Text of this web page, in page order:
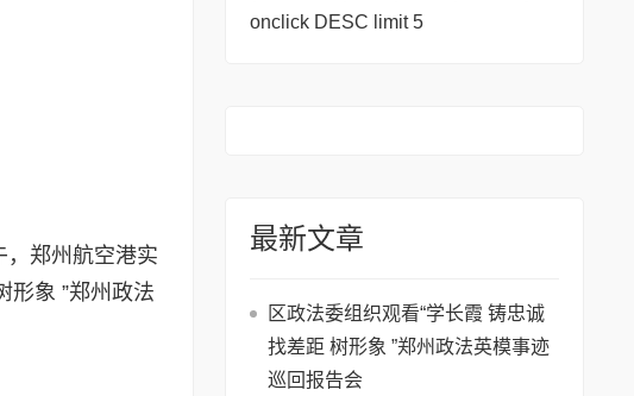
，郑州航空港实
形象 ”郑州政法
onclick DESC limit 5
最新文章
区政法委组织观看“学长霞 铸忠诚
找差距 树形象 ”郑州政法英模事迹
巡回报告会